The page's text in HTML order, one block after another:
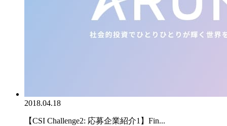
2018.04.18
【CSI Challenge2: 応募企業紹介1】Fin...